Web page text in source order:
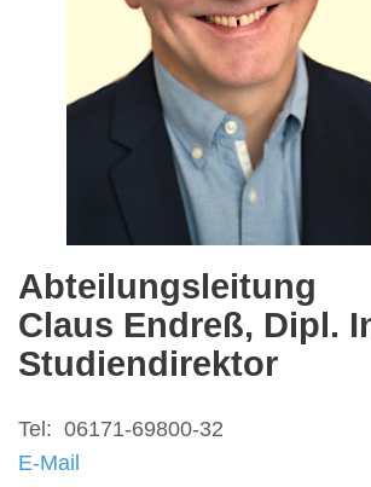
Abteilungsleitung
Claus Endreß, Dipl.
Studiendirektor
Tel: 06171-69800-32
E-Mail